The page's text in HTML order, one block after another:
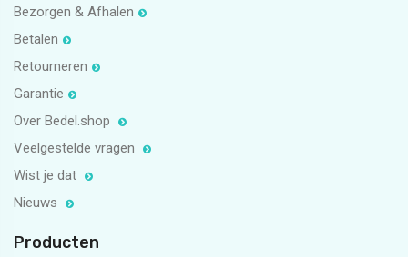
Bezorgen & Afhalen
Betalen
Retourneren
Garantie
Over Bedel.shop
Veelgestelde vragen
Wist je dat
Nieuws
Producten